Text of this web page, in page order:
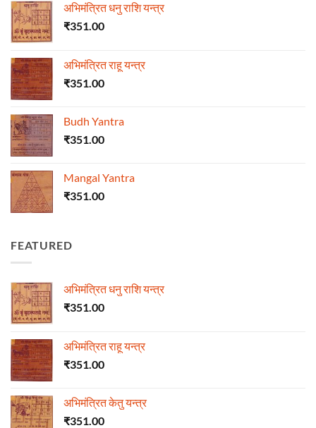
अभिमंत्रित धनु राशि यन्त्र
₹351.00
अभिमंत्रित राहू यन्त्र
₹351.00
Budh Yantra
₹351.00
Mangal Yantra
₹351.00
FEATURED
अभिमंत्रित धनु राशि यन्त्र
₹351.00
अभिमंत्रित राहू यन्त्र
₹351.00
अभिमंत्रित केतु यन्त्र
₹351.00